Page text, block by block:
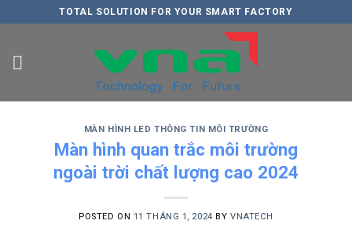
to
TOTAL SOLUTION FOR YOUR SMART FACTORY
MÀN HÌNH LED THÔNG TIN MÔI TRƯỜNG
Màn hình quan trắc môi trường
ngoài trời chất lượng cao 2024
POSTED ON 11 THÁNG 1, 2024 BY VNATECH